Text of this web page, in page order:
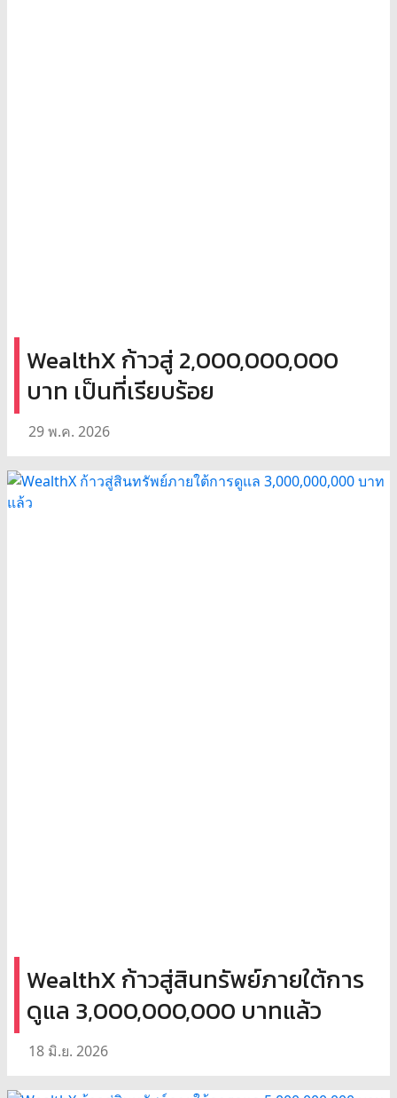
WealthX ก้าวสู่ 2,000,000,000
บาท เป็นที่เรียบร้อย
29 พ.ค. 2026
WealthX ก้าวสู่สินทรัพย์ภายใต้การ
ดูแล 3,000,000,000 บาทแล้ว
18 มิ.ย. 2026